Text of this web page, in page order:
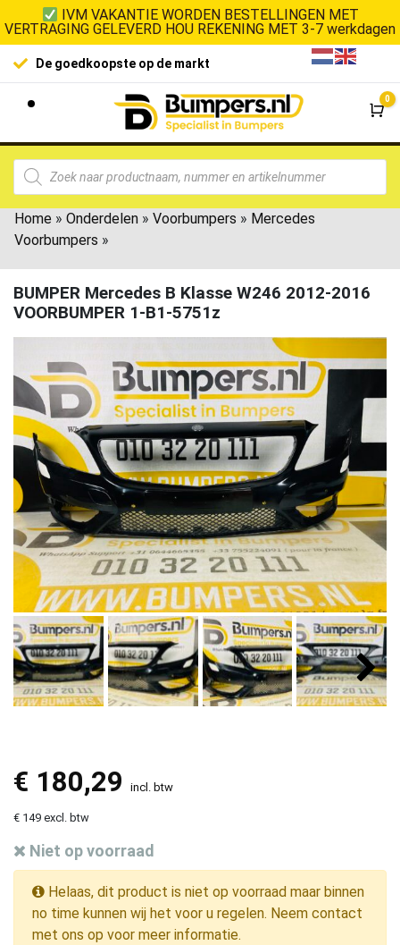
IVM VAKANTIE WORDEN BESTELLINGEN MET
VERTRAGING GELEVERD HOU REKENING MET 3-7 werkdagen
De goedkoopste op de markt
0
Home » Onderdelen » Voorbumpers » Mercedes
Voorbumpers »
BUMPER Mercedes B Klasse W246 2012-2016
VOORBUMPER 1-B1-5751z
€ 180,29 incl. btw
€ 149 excl. btw
Niet op voorraad
Helaas, dit product is niet op voorraad maar binnen
no time kunnen wij het voor u regelen. Neem contact
met ons op voor meer informatie.